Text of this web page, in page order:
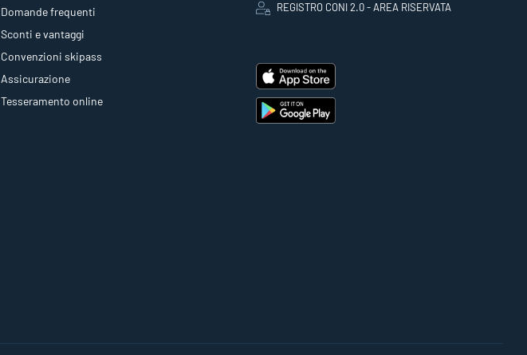
Domande frequenti
Sconti e vantaggi
Convenzioni skipass
Assicurazione
Tesseramento online
REGISTRO CONI 2.0 - AREA RISERVATA